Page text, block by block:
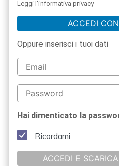
Leggi l'informativa privacy
ACCEDI
Oppure inserisci i tuoi dati
Hai dimenticato la
Ricordami
ACCEDI E